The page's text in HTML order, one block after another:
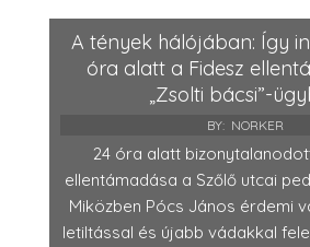
A tények hálójában: Így
óra alatt a Fidesz
„Zsolti bácsi”-
BY: NORKER
24 óra alatt
ellentámadása a Szőlő utcai
Miközben Pócs János érdemi
letiltással és újabb vádakkal